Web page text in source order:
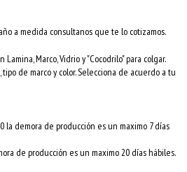
a medida consultanos que te lo cotizamos.
Marco, Vidrio y "Cocodrilo" para colgar.
de marco y color. Selecciona de acuerdo a tu
la demora de producción es un maximo 7 días
de producción es un maximo 20 días hábiles.